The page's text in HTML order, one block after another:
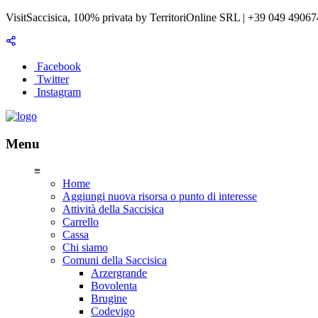
VisitSaccisica, 100% privata by TerritoriOnline SRL | +39 049
Facebook
Twitter
Instagram
Menu
≡
Home
Aggiungi nuova risorsa o punto di interesse
Attività della Saccisica
Carrello
Cassa
Chi siamo
Comuni della Saccisica
Arzergrande
Bovolenta
Brugine
Codevigo